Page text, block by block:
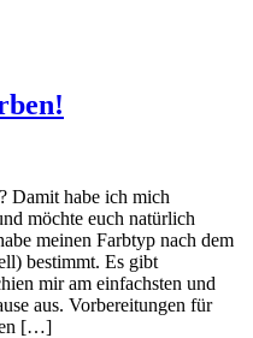
Damit habe ich mich
möchte euch natürlich
meinen Farbtyp nach dem
bestimmt. Es gibt
mir am einfachsten und
aus. Vorbereitungen für
[…]